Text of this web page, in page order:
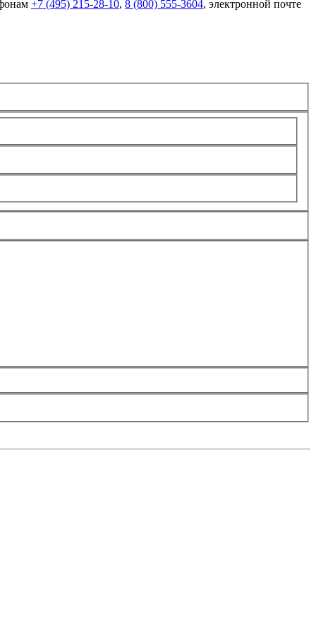
+7 (495) 215-28-10, 8 (800) 555-3604, электронной почте